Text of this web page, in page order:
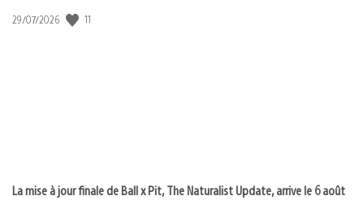
Date
29/07/2026 11
La mise à jour finale de Ball x Pit, The Naturalist Update, arrive le 6 août